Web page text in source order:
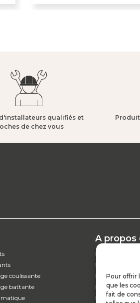
Pour offrir
que les
fait de
qualifiés et
de chez vous​
coulissante
battante
A propos
L’entreprise
Nos catalogues
Parcours
Nos garanties
Nos offres